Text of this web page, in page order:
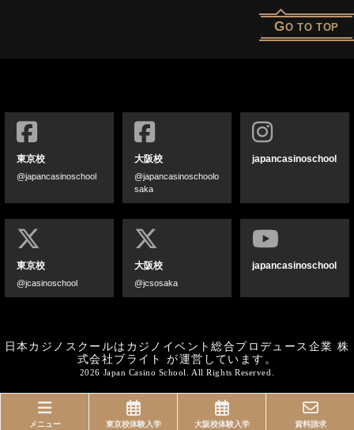
GO TO TOP
東京校
@japancasinoschool
大阪校
@japancasinoschoolo
saka
japancasinoschool
東京校
@jcasinoschool
大阪校
@jcsosaka
japancasinoschool
日本カジノスクールはカジノイベント総合プロデュース企業 株
式会社ブライト
が運営しています。
2026 Japan Casino School. All Rights Reserved.
メニュー 東京校体験入学 大阪校体験入学 資料請求